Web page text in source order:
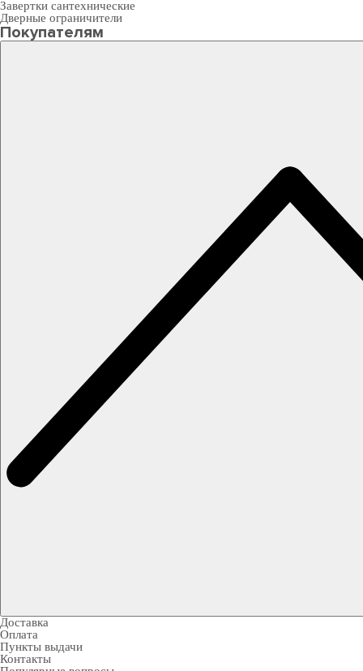
Завертки сантехнические
Дверные ограничители
Покупателям
Доставка
Оплата
Пункты выдачи
Контакты